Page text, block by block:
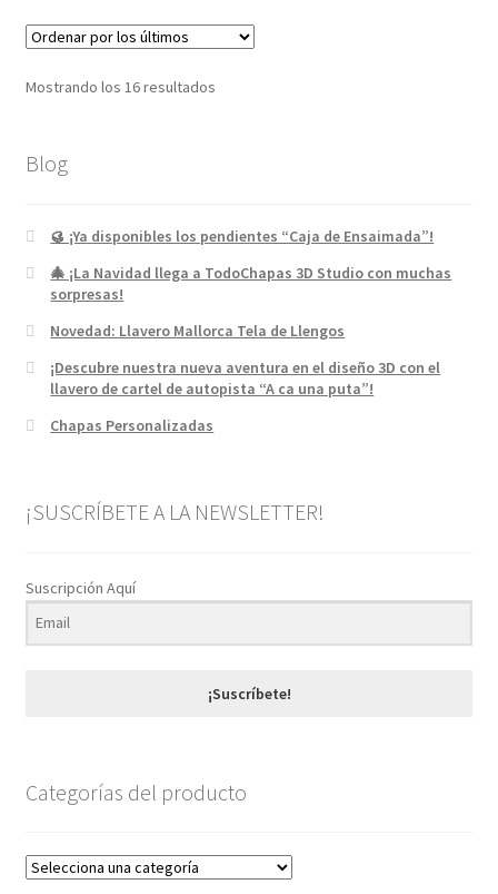
Mostrando los 16 resultados
Blog
🥮 ¡Ya disponibles los pendientes “Caja de Ensaimada”!
🎄 ¡La Navidad llega a TodoChapas 3D Studio con muchas
sorpresas!
Novedad: Llavero Mallorca Tela de Llengos
¡Descubre nuestra nueva aventura en el diseño 3D con el
llavero de cartel de autopista “A ca una puta”!
Chapas Personalizadas
¡SUSCRÍBETE A LA NEWSLETTER!
Suscripción Aquí
¡Suscríbete!
Categorías del producto